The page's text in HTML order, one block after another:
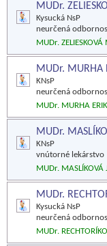
MUDr.
Kysucká NsP
neurčená
MUDr.
MUDr. MURHA
KNsP
neurčená
MUDr. MURHA
MUDr.
KNsP
vnútorné lekárstvo
MUDr. MASLÍKOVÁ
MUDr.
Kysucká NsP
neurčená
MUDr.